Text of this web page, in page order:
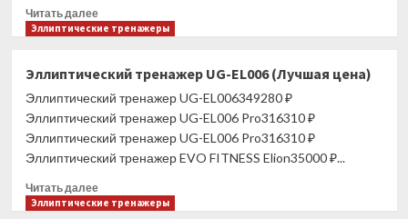
цена)
Читать далееПрочитать
больше
комплекс
DFC
HomeGym
D7002-
стек
60
кг
Эллиптические тренажеры
Эллиптический тренажер UG-EL006 (Лучшая цена)
Эллиптический тренажер UG-EL006349280 ₽
Эллиптический тренажер UG-EL006 Pro316310 ₽
Эллиптический тренажер UG-EL006 Pro316310 ₽
Эллиптический тренажер EVO FITNESS Elion35000 ₽...
Читать далееПрочитать
больше
Эллиптические тренажеры